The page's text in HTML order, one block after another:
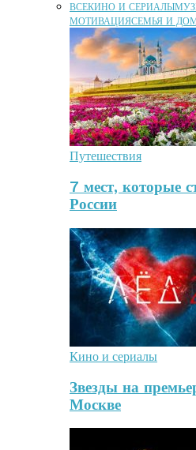
ВСЕКИНО И СЕРИАЛЫ
МОТИВАЦИЯСЕМЬЯ И
Путешествия
7 мест, которые
России
Кино и сериалы
Звезды на
Москве